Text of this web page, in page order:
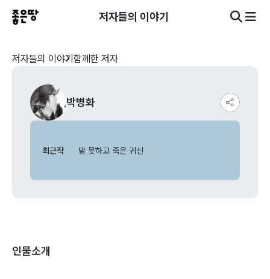
저자들의 이야기
저자들의 이야기 함께한 저자
박병화
최근작 말 못하고 죽은 귀신
인물소개